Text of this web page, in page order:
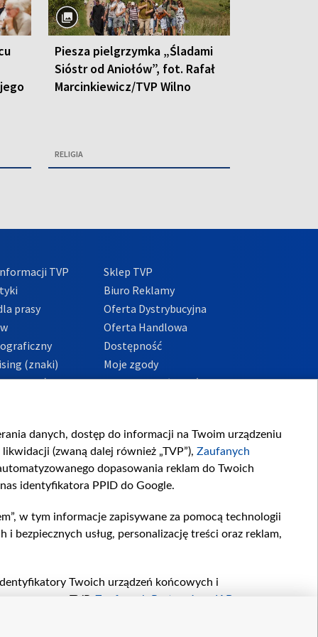
Piesza pielgrzymka „Śladami
Sióstr od Aniołów”, fot. Rafał
Marcinkiewicz/TVP Wilno
RELIGIA
TVP
prasy
(znaki)
Sklep TVP
Biuro Reklamy
Oferta Dystrybucyjna
Oferta Handlowa
Dostępność
Moje zgody
Procedura zgłoszeń
danych, dostęp do informacji na Twoim urządzeniu
(zwaną dalej również „TVP”), Zaufanych
dopasowania reklam do Twoich
identyfikatora PPID do Google.
w tym informacje zapisywane za pomocą technologii
usług, personalizację treści oraz reklam,
Twoich urządzeń końcowych i
przez TVP, Zaufanych Partnerów z IAB